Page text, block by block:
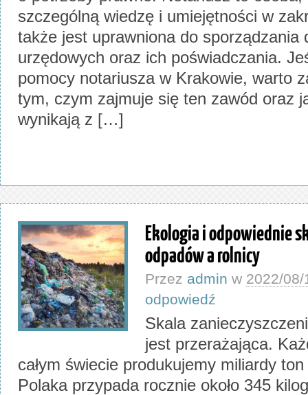
szczególną wiedzę i umiejętności w
także jest uprawniona do sporządzania
urzędowych oraz ich poświadczania.
pomocy notariusza w Krakowie, warto
tym, czym zajmuje się ten zawód oraz
wynikają z […]
Ekologia i odpowiednie
odpadów a rolnicy
Przez admin w 2022/08/
odpowiedź
Skala
jest przerażająca.
całym świecie produkujemy miliardy
Polaka przypada rocznie około 345